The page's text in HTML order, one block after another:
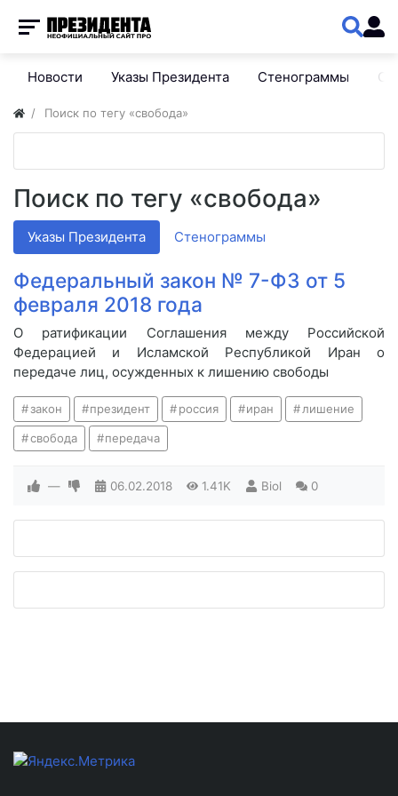
Новости Указы Президента Стенограммы
Поиск по тегу «свобода»
Поиск по тегу «свобода»
Указы Президента Стенограммы
Федеральный закон № 7-ФЗ от 5
февраля 2018 года
О ратификации Соглашения между Российской
Федерацией и Исламской Республикой Иран о
передаче лиц, осужденных к лишению свободы
закон президент россия иран лишение
свобода передача
— 06.02.2018 1.41K Biol 0